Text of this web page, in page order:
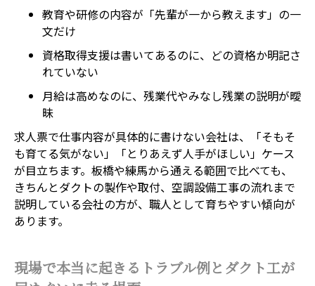
教育や研修の内容が「先輩が一から教えます」の一
文だけ
資格取得支援は書いてあるのに、どの資格か明記さ
れていない
月給は高めなのに、残業代やみなし残業の説明が曖
昧
求人票で仕事内容が具体的に書けない会社は、「そもそ
も育てる気がない」「とりあえず人手がほしい」ケース
が目立ちます。板橋や練馬から通える範囲で比べても、
きちんとダクトの製作や取付、空調設備工事の流れまで
説明している会社の方が、職人として育ちやすい傾向が
あります。
現場で本当に起きるトラブル例とダクト工が